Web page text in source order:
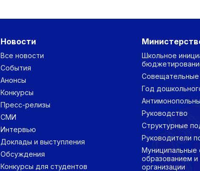
Новости
Все новости
События
Анонсы
Конкурсы
Пресс-релизы
СМИ
Интервью
Доклады и выступления
Обсуждения
Конкурсы для студентов
Школьное
Совещательные
Год
Руководство
Структурные
Руководители
Муниципальные
образованием
организации